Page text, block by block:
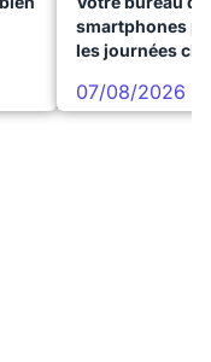
smartphones
les journées
07/08/2026